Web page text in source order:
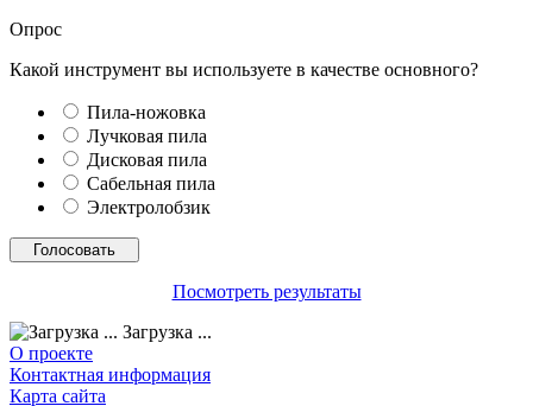
Опрос
Какой инструмент вы используете в качестве основного?
Пила-ножовка
Лучковая пила
Дисковая пила
Сабельная пила
Электролобзик
Посмотреть результаты
Загрузка ...
О проекте
Контактная информация
Карта сайта